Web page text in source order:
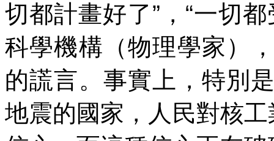
切都計畫好了” ， “一切
科學機構（物理學家）
的謊言。事實上，特別
地震的國家，人民對核